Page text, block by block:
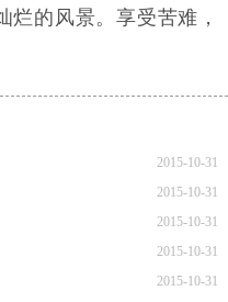
的风景。享受苦难，
2015-10-31
2015-10-31
2015-10-31
2015-10-31
2015-10-31